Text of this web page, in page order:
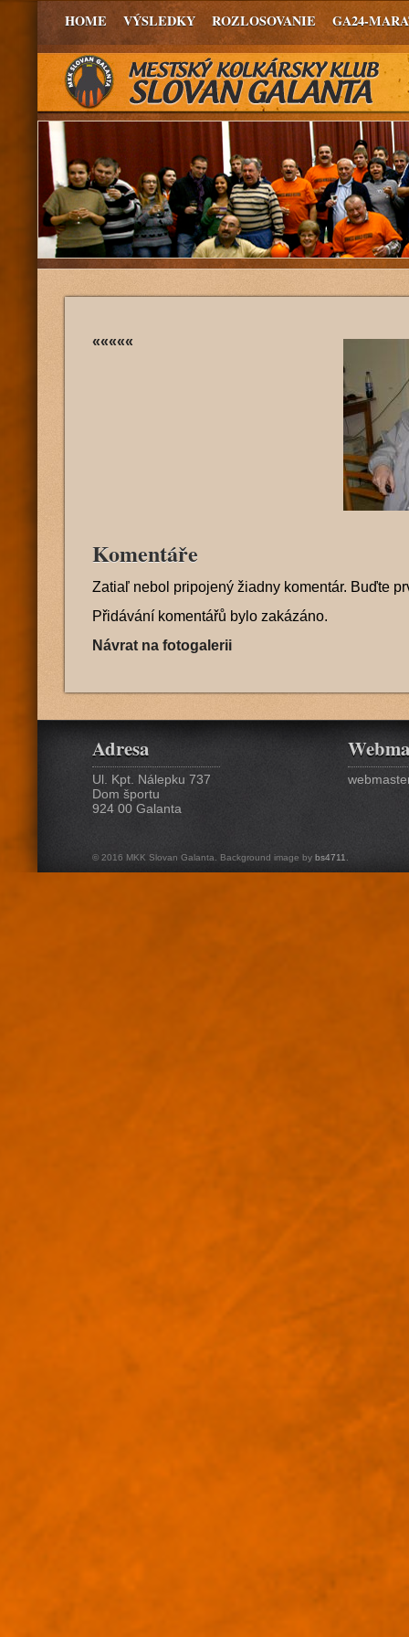
HOME VÝSLEDKY ROZLOSOVANIE GA24-
«««««
Komentáře
Zatiaľ nebol pripojený žiadny komentár. Buďte
Přidávání komentářů bylo zakázáno.
Návrat na fotogalerii
Adresa
Ul. Kpt. Nálepku 737
Dom športu
924 00 Galanta
© 2016 MKK Slovan Galanta. Background image by bs4711